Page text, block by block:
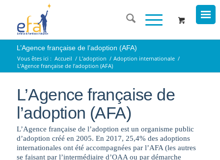
L’Agence française de l’adoption (AFA)
Vous êtes ici : Accueil / L’adoption / Adoption internationale /
L’Agence française de l’adoption (AFA)
L’Agence française de
l’adoption (AFA)
L’Agence française de l’adoption est un organisme public
d’adoption créé en 2005. En 2017, 25,4% des adoptions
internationales ont été accompagnées par l’AFA (les autres
se faisant par l’intermédiaire d’OAA ou par démarche